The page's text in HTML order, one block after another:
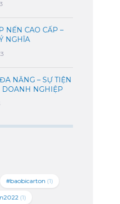
NẾN CAO CẤP –
NGHĨA
NĂNG – SỰ TIỆN
DOANH NGHIỆP
#baobicarton (1)
(1)